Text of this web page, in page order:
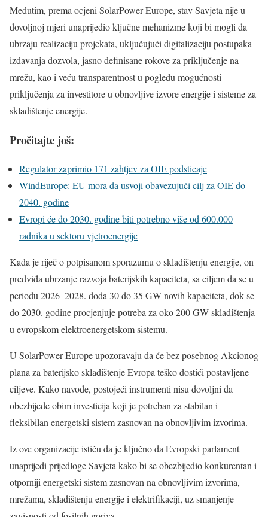
Međutim, prema ocjeni SolarPower Europe, stav Savjeta nije u
dovoljnoj mjeri unaprijedio ključne mehanizme koji bi mogli da
ubrzaju realizaciju projekata, uključujući digitalizaciju postupaka
izdavanja dozvola, jasno definisane rokove za priključenje na
mrežu, kao i veću transparentnost u pogledu mogućnosti
priključenja za investitore u obnovljive izvore energije i sisteme za
skladištenje energije.
Pročitajte još:
Regulator zaprimio 171 zahtjev za OIE podsticaje
WindEurope: EU mora da usvoji obavezujući cilj za OIE do
2040. godine
Evropi će do 2030. godine biti potrebno više od 600.000
radnika u sektoru vjetroenergije
Kada je riječ o potpisanom sporazumu o skladištenju energije, on
predviđa ubrzanje razvoja baterijskih kapaciteta, sa ciljem da se u
periodu 2026–2028. doda 30 do 35 GW novih kapaciteta, dok se
do 2030. godine procjenjuje potreba za oko 200 GW skladištenja
u evropskom elektroenergetskom sistemu.
U SolarPower Europe upozoravaju da će bez posebnog Akcionog
plana za baterijsko skladištenje Evropa teško dostići postavljene
ciljeve. Kako navode, postojeći instrumenti nisu dovoljni da
obezbijede obim investicija koji je potreban za stabilan i
fleksibilan energetski sistem zasnovan na obnovljivim izvorima.
Iz ove organizacije ističu da je ključno da Evropski parlament
unaprijedi prijedloge Savjeta kako bi se obezbijedio konkurentan i
otporniji energetski sistem zasnovan na obnovljivim izvorima,
mrežama, skladištenju energije i elektrifikaciji, uz smanjenje